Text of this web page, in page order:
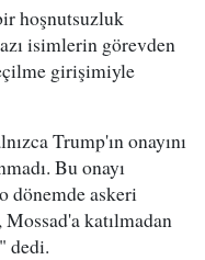
hoşnutsuzluk
isimlerin görevden
girişimiyle
Trump'ın onayını
Bu onayı
dönemde askeri
katılmadan
dedi.